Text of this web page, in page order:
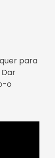
para
o